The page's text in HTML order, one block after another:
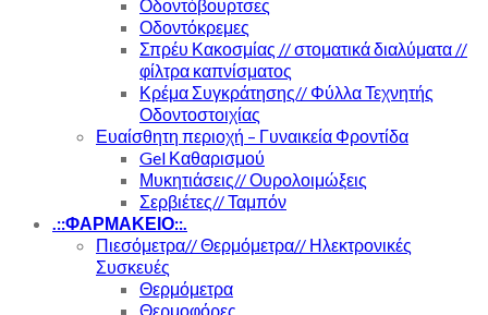
Οδοντόβουρτσες
Οδοντόκρεμες
Σπρέυ Κακοσμίας // στοματικά διαλύματα //
φίλτρα καπνίσματος
Κρέμα Συγκράτησης// Φύλλα Τεχνητής
Οδοντοστοιχίας
Ευαίσθητη περιοχή – Γυναικεία Φροντίδα
Gel Καθαρισμού
Μυκητιάσεις// Ουρολοιμώξεις
Σερβιέτες// Ταμπόν
.::ΦΑΡΜΑΚΕΙΟ::.
Πιεσόμετρα// Θερμόμετρα// Ηλεκτρονικές
Συσκευές
Θερμόμετρα
Θερμοφόρες